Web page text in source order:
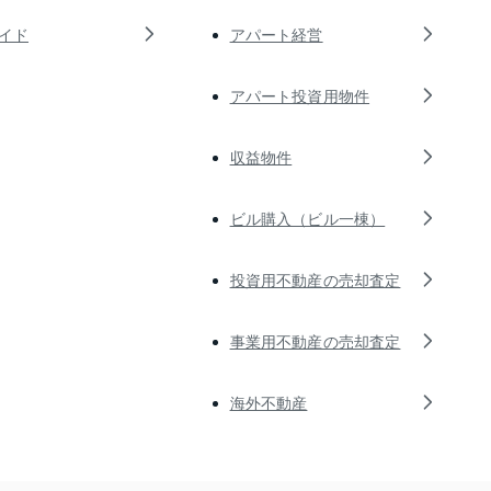
ド アパート経営
アパート投資用物件
収益物件
ビル購入（ビル一棟）
投資用不動産の売却査定
事業用不動産の売却査定
海外不動産